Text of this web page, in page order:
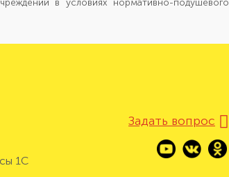
в условиях нормативно-подушевого
1С
Задать вопрос